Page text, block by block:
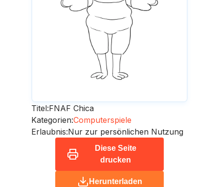
Titel:FNAF Chica
Kategorien:Computerspiele
Erlaubnis:Nur zur persönlichen Nutzung
Diese Seite
drucken
Herunterladen